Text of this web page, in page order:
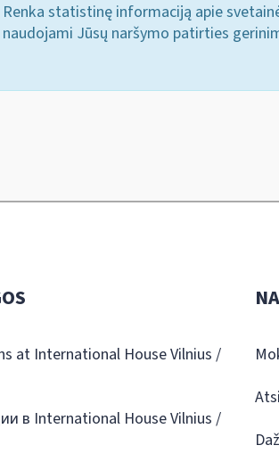
Renka statistinę informaciją apie
naudojami Jūsų naršymo patirties
at International House Vilnius /
в International House Vilnius /